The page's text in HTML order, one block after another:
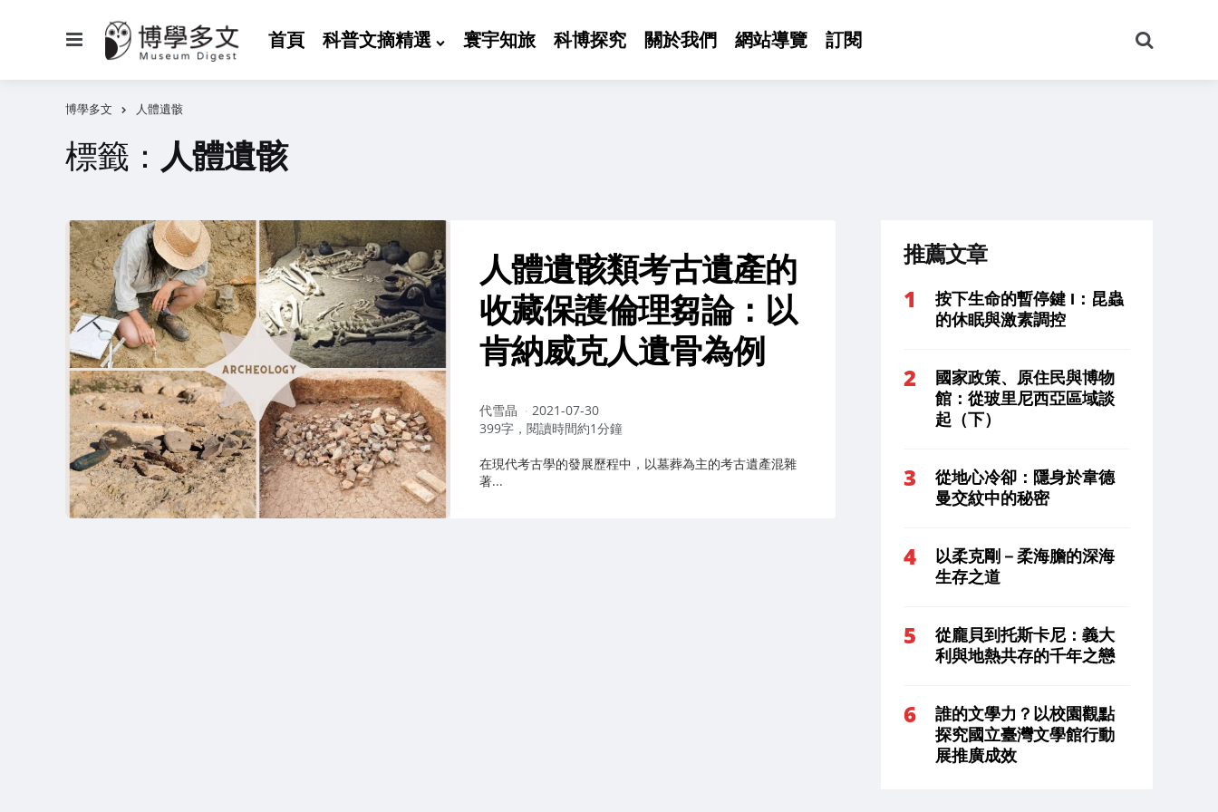
首頁 科普文摘精選 寰宇知旅 科博探究 關於我們 網站導覽 訂閱
尋
博學多文 人體遺骸
標籤： 人體遺骸
人體遺骸類考古遺產的
收藏保護倫理芻論：以
肯納威克人遺骨為例
作
者：
代雪晶
2021-07-30
399字，閱讀時間約1分鐘
在現代考古學的發展歷程中，以墓葬為主的考古遺產混雜
著...
推薦文章
按下生命的暫停鍵 I：昆蟲
的休眠與激素調控
國家政策、原住民與博物
館：從玻里尼西亞區域談
起（下）
從地心冷卻：隱身於韋德
曼交紋中的秘密
以柔克剛－柔海膽的深海
生存之道
從龐貝到托斯卡尼：義大
利與地熱共存的千年之戀
誰的文學力？以校園觀點
探究國立臺灣文學館行動
展推廣成效